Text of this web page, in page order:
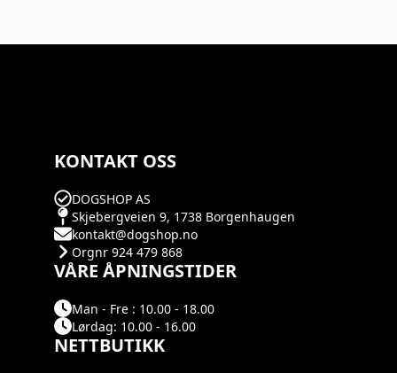
KONTAKT OSS
DOGSHOP AS
Skjebergveien 9, 1738 Borgenhaugen
kontakt@dogshop.no
Orgnr 924 479 868
VÅRE ÅPNINGSTIDER
Man - Fre : 10.00 - 18.00
Lørdag: 10.00 - 16.00
NETTBUTIKK